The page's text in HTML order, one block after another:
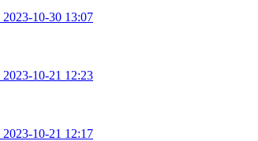
2023-10-30 13:07
2023-10-21 12:23
2023-10-21 12:17